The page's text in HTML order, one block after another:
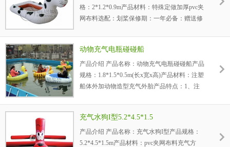
格：2*1.2*0.9m产品材料：特殊定做加厚pvc夹
网布料选配：划桨保修期：一年必备：赠送修
动物充气电瓶碰碰船
产品介绍 产品名称：动物充气电瓶碰碰船产品
规格：1.8*1.5*0.5m(长x宽x高)产品材料：注塑
船体外加动物造型充气外胎产品特点：1、注
充气水狗I型5.2*4.5*1.5
产品介绍 产品名称：充气水狗I型产品规格：
5.2*4.5*1.5m产品材料：pvc夹网布料充气方